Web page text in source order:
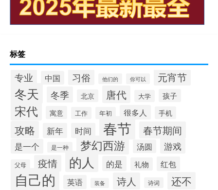
标签
专业 中国 习俗 他们的 你可以 元宵节
冬天 冬季 北京 唐代 大学 孩子
宋代 寓意 工作 年初 很多人 手机
攻略 新年 时间 春节 春节期间
是一个 是一种 梦幻西游 汤圆 游戏
父母 疫情 的人 的是 礼物 红包
自己的 英语 装备 诗人 诗词 还不